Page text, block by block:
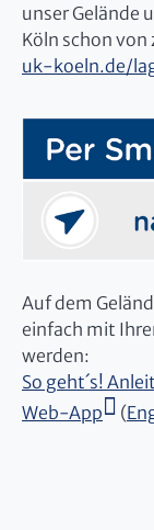
unser Gelände
Köln schon von
uk-koeln.de/
Auf dem
einfach mit
werden:
So geht´s!
Web-App
(